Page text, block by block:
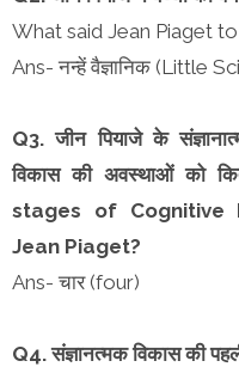
What said Jean Piaget
Ans- नन्हें वैज्ञानिक (Little
Q3. जीन पियाजे के
विकास की अवस्थाओं को
stages of Cognitive
Jean Piaget?
Ans- चार (four)
Q4. संज्ञानत्मक विकास की